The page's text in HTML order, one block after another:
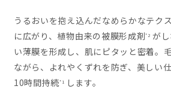
うるおいを抱え込んだなめらかなテク
に広がり、植物由来の被膜形成剤*2 が
い薄膜を形成し、肌にピタッと密着。
ながら、よれやくずれを防ぎ、美しい
10時間持続*1 します。